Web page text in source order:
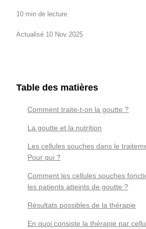
10 min de lecture
Actualisé 10 Nov 2025
Table des matières
Comment traite-t-on la goutte ?
La goutte et la nutrition
Les cellules souches dans le
Pour qui ?
Comment les cellules souches
les patients atteints de goutte ?
Résultats possibles de la thérapie
En quoi consiste la thérapie par